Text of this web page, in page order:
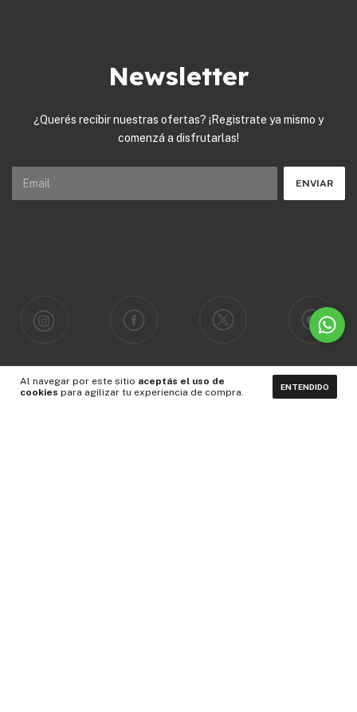
Al navegar por este sitio aceptás el uso de
cookies para agilizar tu experiencia de compra. ENTENDIDO
Newsletter
¿Querés recibir nuestras ofertas? ¡Registrate ya mismo y
comenzá a disfrutarlas!